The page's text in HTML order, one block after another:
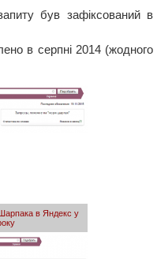
був зафіксований в
в серпні 2014 (жодного
Шарпака в Яндекс у